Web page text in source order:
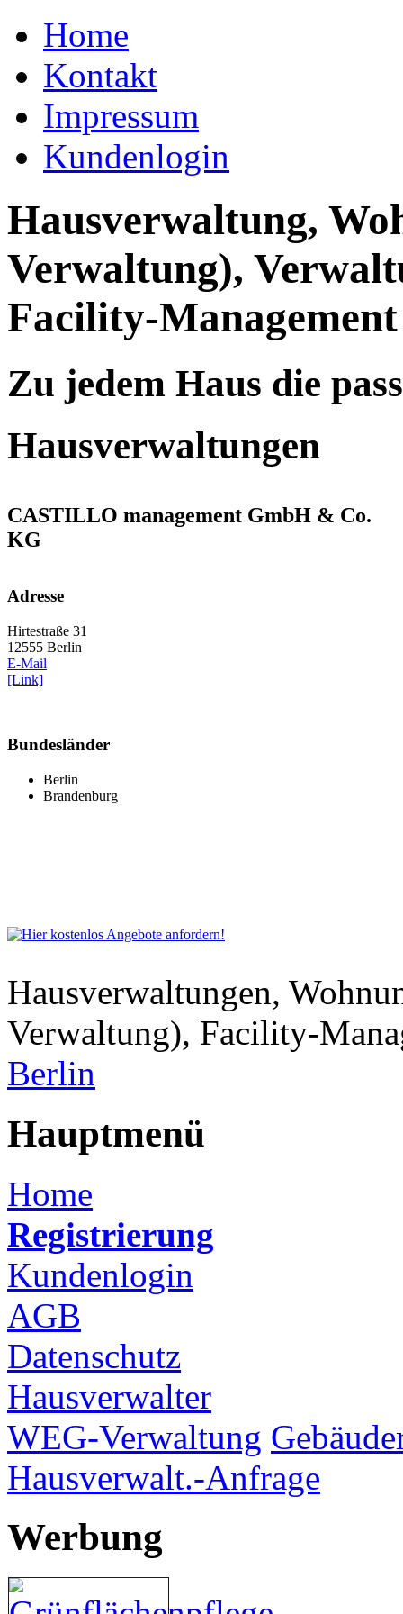
Home
Kontakt
Impressum
Kundenlogin
Hausverwaltung,
Verwaltung),
Facility-Management
Zu jedem Haus die
Hausverwaltungen
CASTILLO management GmbH & Co.
KG
Adresse
Hirtestraße 31
12555 Berlin
E-Mail
[Link]
Bundesländer
Berlin
Brandenburg
Hausverwaltungen,
Verwaltung), Facility-
Berlin
Hauptmenü
Home
Registrierung
Kundenlogin
AGB
Datenschutz
Hausverwalter
WEG-Verwaltung
Hausverwalt.-Anfrage
Werbung